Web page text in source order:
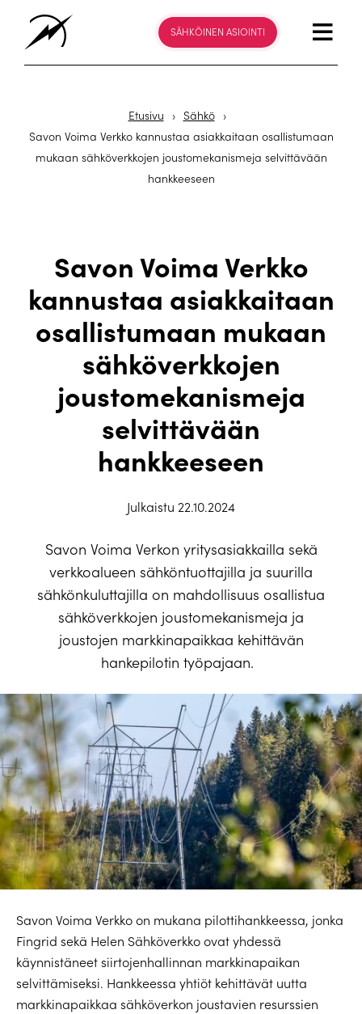
SÄHKÖINEN ASIOINTI
Etusivu › Sähkö
›
Savon Voima Verkko kannustaa asiakkaitaan osallistumaan
mukaan sähköverkkojen joustomekanismeja selvittävään
hankkeeseen
Savon Voima Verkko
kannustaa asiakkaitaan
osallistumaan mukaan
sähköverkkojen
joustomekanismeja
selvittävään
hankkeeseen
Julkaistu 22.10.2024
Savon Voima Verkon yritysasiakkailla sekä
verkkoalueen sähköntuottajilla ja suurilla
sähkönkuluttajilla on mahdollisuus osallistua
sähköverkkojen joustomekanismeja ja
joustojen markkinapaikkaa kehittävän
hankepilotin työpajaan.
Savon Voima Verkko on mukana pilottihankkeessa, jonka
Fingrid sekä Helen Sähköverkko ovat yhdessä
käynnistäneet siirtojenhallinnan markkinapaikan
selvittämiseksi. Hankkeessa yhtiöt kehittävät uutta
markkinapaikkaa sähköverkon joustavien resurssien